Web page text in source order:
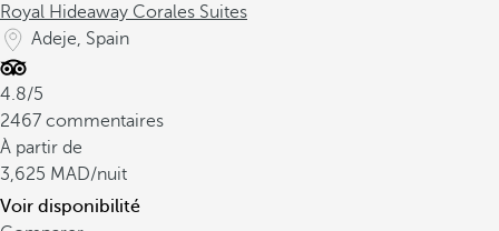
Royal Hideaway Corales Suites
Adeje, Spain
4.8/5
2467 commentaires
À partir de
3,625
/nuit
Voir disponibilité